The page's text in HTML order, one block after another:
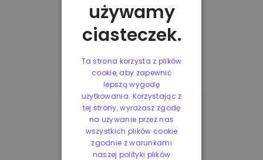
używamy
ciasteczek.
Ta strona korzysta z plików
cookie, aby zapewnić
lepszą wygodę
użytkowania. Korzystając z
tej strony, wyrażasz zgodę
na używanie przez nas
wszystkich plików cookie
zgodnie z warunkami
naszej polityki plików